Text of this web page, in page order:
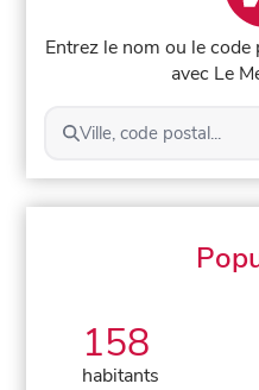
Entrez le nom ou le
avec Le
Ville, code postal...
158
habitants